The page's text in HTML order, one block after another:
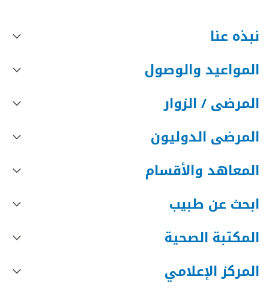
نبذه عنا
المواعيد والوصول
المرضى / الزوار
المرضى الدوليون
المعاهد والأقسام
ابحث عن طبيب
المكتبة الصحية
المركز الإعلامي